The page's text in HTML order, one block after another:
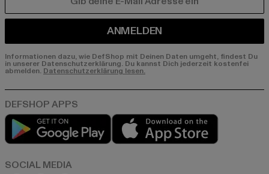
ANMELDEN
Informationen dazu, wie DefShop mit Deinen Daten umgeht, findest Du
in unserer Datenschutzerklärung. Du kannst Dich jederzeit kostenfei
abmelden. Datenschutzerklärung lesen.
Play market